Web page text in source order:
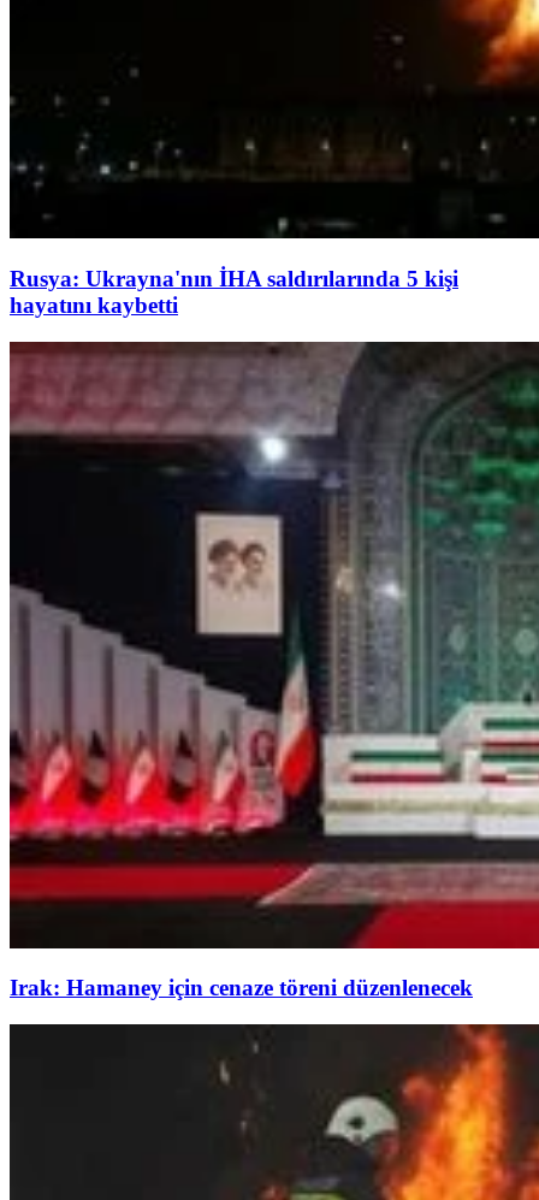
Rusya: Ukrayna'nın İHA saldırılarında 5 kişi
hayatını kaybetti
Irak: Hamaney için cenaze töreni düzenlenecek